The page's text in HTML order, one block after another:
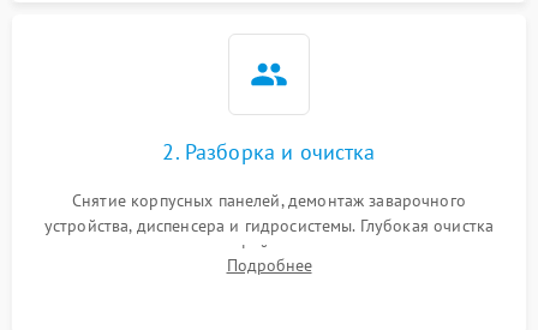
2. Разборка и очистка
Снятие корпусных панелей, демонтаж заварочного
устройства, диспенсера и гидросистемы. Глубокая очистка
внутренних узлов от кофейных масел, жмыха и накипи.
Промывка дренажных каналов и фильтров с использованием
Подробнее